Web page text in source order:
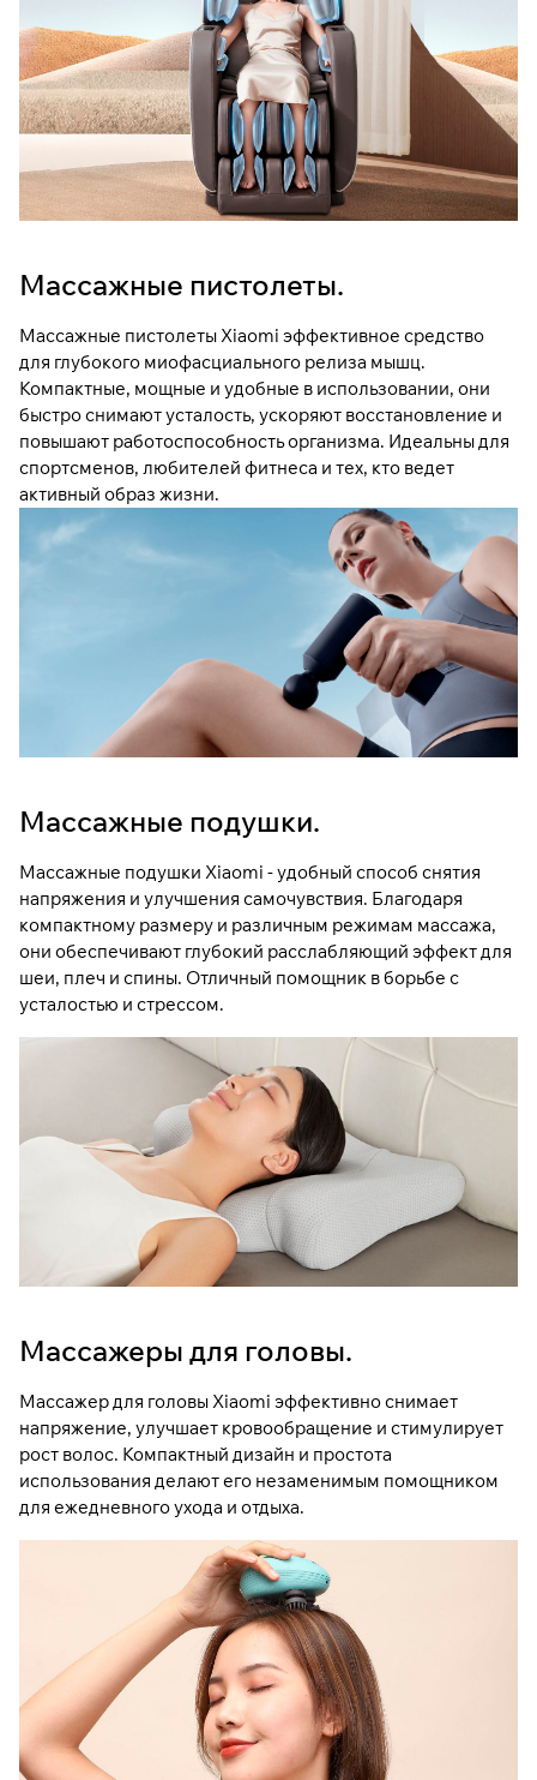
Массажные пистолеты.
Массажные пистолеты Xiaomi эффективное средство
для глубокого миофасциального релиза мышц.
Компактные, мощные и удобные в использовании, они
быстро снимают усталость, ускоряют восстановление и
повышают работоспособность организма. Идеальны для
спортсменов, любителей фитнеса и тех, кто ведет
активный образ жизни.
Массажные подушки.
Массажные подушки Xiaomi - удобный способ снятия
напряжения и улучшения самочувствия. Благодаря
компактному размеру и различным режимам массажа,
они обеспечивают глубокий расслабляющий эффект для
шеи, плеч и спины. Отличный помощник в борьбе с
усталостью и стрессом.
Массажеры для головы.
Массажер для головы Xiaomi эффективно снимает
напряжение, улучшает кровообращение и стимулирует
рост волос. Компактный дизайн и простота
использования делают его незаменимым помощником
для ежедневного ухода и отдыха.